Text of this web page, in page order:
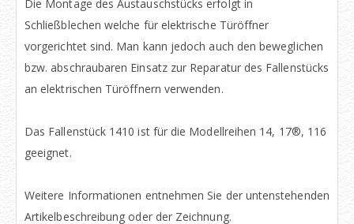
Die Montage des Austauschstücks erfolgt in
Schließblechen welche für elektrische Türöffner
vorgerichtet sind. Man kann jedoch auch den beweglichen
bzw. abschraubaren Einsatz zur Reparatur des Fallenstücks
an elektrischen Türöffnern verwenden.
Das Fallenstück 1410 ist für die Modellreihen 14, 17®, 116
geeignet.
Weitere Informationen entnehmen Sie der untenstehenden
Artikelbeschreibung oder der Zeichnung.